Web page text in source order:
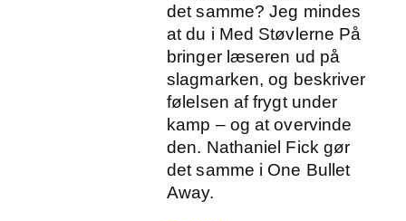
det samme? Jeg mindes
at du i Med Støvlerne På
bringer læseren ud på
slagmarken, og beskriver
følelsen af frygt under
kamp – og at overvinde
den. Nathaniel Fick gør
det samme i One Bullet
Away.